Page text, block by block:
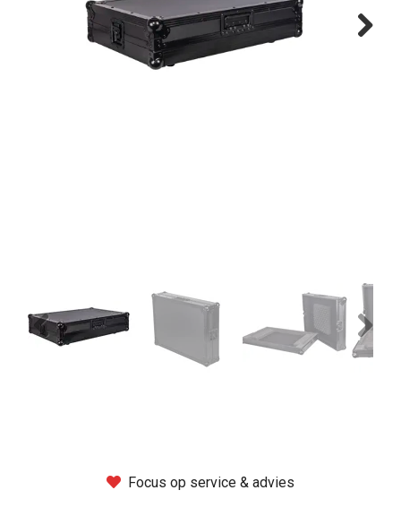
Pro Gear Lease
Previous Next
Focus op service & advies